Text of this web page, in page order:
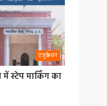
एजुकेशन
स्टेप मार्किंग का